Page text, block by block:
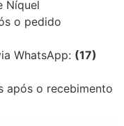
Níquel
o pedido
WhatsApp: (17)
após o recebimento